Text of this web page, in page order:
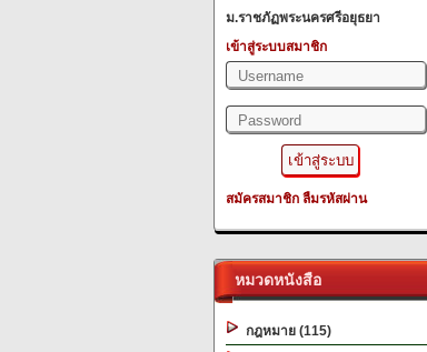
ม.ราชภัฏพระนครศรีอยุธยา
เข้าสู่ระบบสมาชิก
สมัครสมาชิก ลืมรหัสผ่าน
หมวดหนังสือ
กฎหมาย (115)